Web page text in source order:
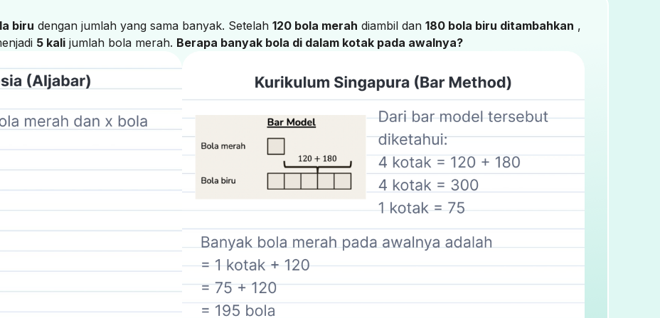
biru dengan jumlah yang sama banyak. Setelah 120 bola merah diambil dan 180 bola biru ditambahkan ,
5 kali jumlah bola merah. Berapa banyak bola di dalam kotak pada awalnya?